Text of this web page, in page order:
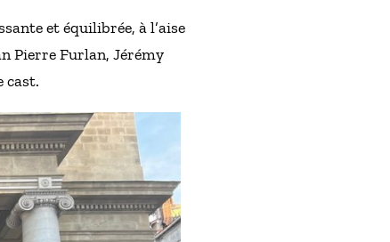
et équilibrée, à l’aise
Pierre Furlan, Jérémy
cast.